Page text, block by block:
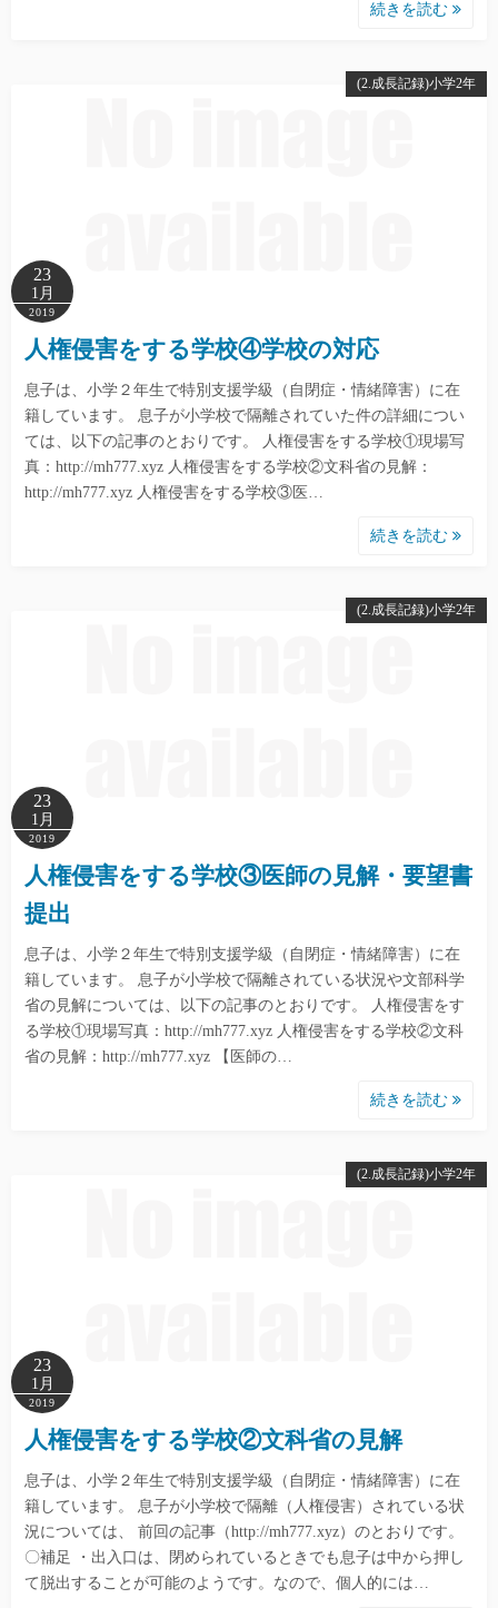
続きを読む
(2.成長記録)小学2年
23
1月
2019
人権侵害をする学校④学校の対応
息子は、小学２年生で特別支援学級（自閉症・情緒障害）に在
籍しています。 息子が小学校で隔離されていた件の詳細につい
ては、以下の記事のとおりです。 人権侵害をする学校①現場写
真：http://mh777.xyz 人権侵害をする学校②文科省の見解：
http://mh777.xyz 人権侵害をする学校③医…
続きを読む
(2.成長記録)小学2年
23
1月
2019
人権侵害をする学校③医師の見解・要望書
提出
息子は、小学２年生で特別支援学級（自閉症・情緒障害）に在
籍しています。 息子が小学校で隔離されている状況や文部科学
省の見解については、以下の記事のとおりです。 人権侵害をす
る学校①現場写真：http://mh777.xyz 人権侵害をする学校②文科
省の見解：http://mh777.xyz 【医師の…
続きを読む
(2.成長記録)小学2年
23
1月
2019
人権侵害をする学校②文科省の見解
息子は、小学２年生で特別支援学級（自閉症・情緒障害）に在
籍しています。 息子が小学校で隔離（人権侵害）されている状
況については、 前回の記事（http://mh777.xyz）のとおりです。
〇補足 ・出入口は、閉められているときでも息子は中から押し
て脱出することが可能のようです。なので、個人的には…